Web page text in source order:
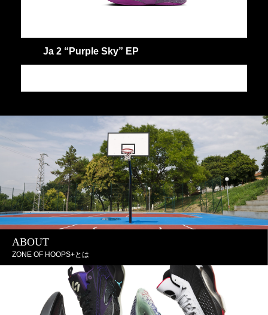
Ja 2 “Purple Sky” EP
ABOUT
ZONE OF HOOPS+とは